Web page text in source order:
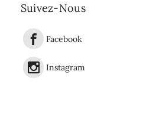
Suivez-Nous
Facebook
Instagram